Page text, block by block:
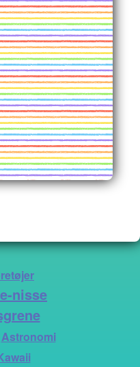
nisse
Astronomi